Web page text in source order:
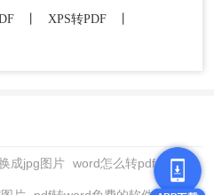
XPS转PDF
成jpg图片 word怎么转pdf